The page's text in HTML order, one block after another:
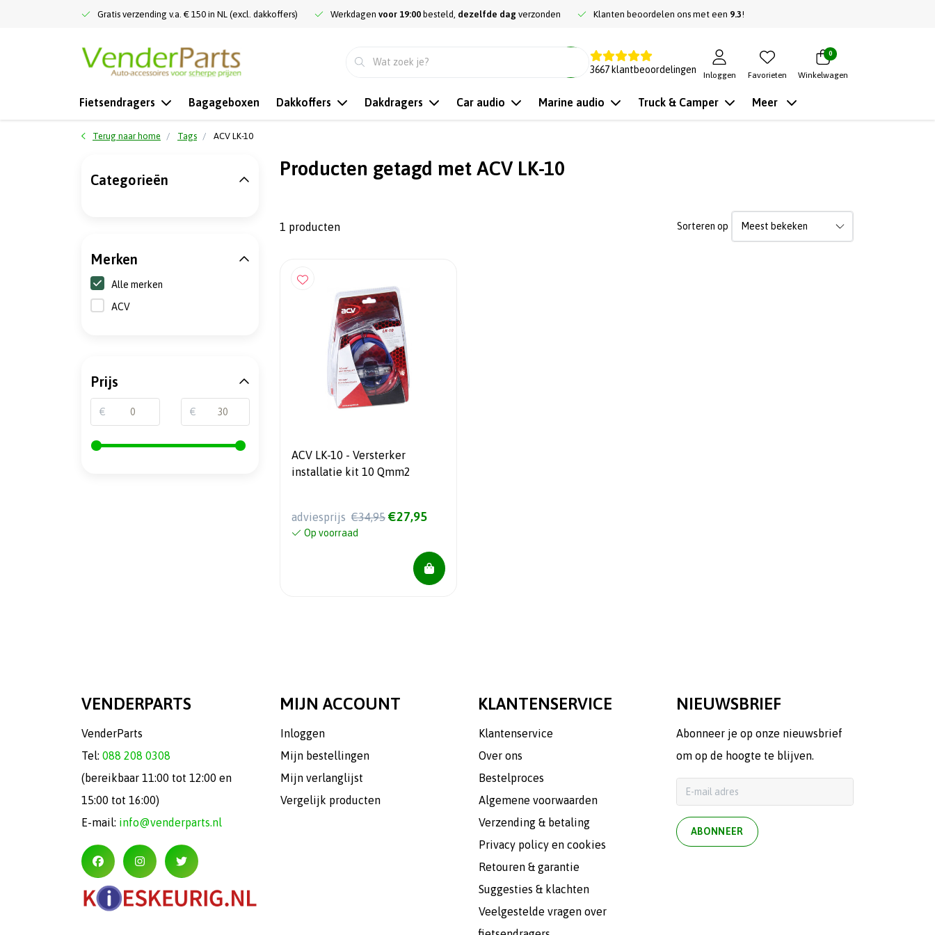
Gratis verzending v.a. € 150 in NL (excl. dakkoffers) Werkdagen voor 19:00 besteld, dezelfde dag verzonden Klanten beoordelen ons met een 9.3!
3667 klantbeoordelingen
Inloggen Favorieten
0
Winkelwagen
Fietsendragers Bagageboxen Dakkoffers Dakdragers Car audio Marine audio Truck & Camper Meer
Terug naar home Tags ACV LK-10
Producten getagd met ACV LK-10
1 producten Sorteren op
ACV LK-10 - Versterker
installatie kit 10 Qmm2
adviesprijs €34,95 €27,95
Op voorraad
Categorieën
Merken
Alle merken
ACV
Prijs
€ €
VENDERPARTS
VenderParts
Tel: 088 208 0308
(bereikbaar 11:00 tot 12:00 en
15:00 tot 16:00)
E-mail: info@venderparts.nl
MIJN ACCOUNT
Inloggen
Mijn bestellingen
Mijn verlanglijst
Vergelijk producten
KLANTENSERVICE
Klantenservice
Over ons
Bestelproces
Algemene voorwaarden
Verzending & betaling
Privacy policy en cookies
Retouren & garantie
Suggesties & klachten
Veelgestelde vragen over
NIEUWSBRIEF
Abonneer je op onze nieuwsbrief
om op de hoogte te blijven.
ABONNEER